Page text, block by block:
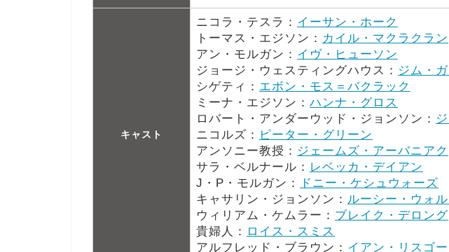
キャスト
ニコラ・テスラ： イーサン・ホーク
トーマス・エジソン： カイル・マクラクラン
アン・モルガン： イヴ・ヒューソン
ジョージ・ウェスティングハウス： ジム・
シゲティ： エボン・モス＝バクラック
ミーナ・エジソン： ハンナ・グロス
ロバート・アンダーウッド・ジョンソン：
ニコルズ： ピーター・グリーン
アンソニー教授： ジェームズ・アーバニアク
サラ・ベルナール： レベッカ・デイアン
J・P・モルガン：
ドニー・ケシュウォーズ
キャサリン・ジョンソン： ルーシー・ウォ
ウィリアム・ケムラー： ブレイク・デロング
貴婦人： ロイス・スミス
アルフレッド・ブラウン： イアン・リスゴー